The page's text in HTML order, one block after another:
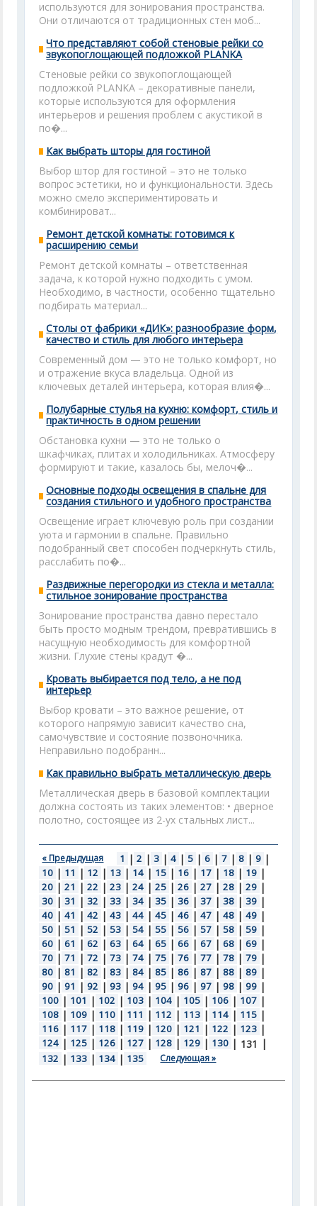
используются для зонирования пространства.
Они отличаются от традиционных стен моб...
Что представляют собой стеновые рейки со
звукопоглощающей подложкой PLANKA
Стеновые рейки со звукопоглощающей
подложкой PLANKA – декоративные панели,
которые используются для оформления
интерьеров и решения проблем с акустикой в
по�...
Как выбрать шторы для гостиной
Выбор штор для гостиной – это не только
вопрос эстетики, но и функциональности. Здесь
можно смело экспериментировать и
комбинироват...
Ремонт детской комнаты: готовимся к
расширению семьи
Ремонт детской комнаты – ответственная
задача, к которой нужно подходить с умом.
Необходимо, в частности, особенно тщательно
подбирать материал...
Столы от фабрики «ДИК»: разнообразие форм,
качество и стиль для любого интерьера
Современный дом — это не только комфорт, но
и отражение вкуса владельца. Одной из
ключевых деталей интерьера, которая влия�...
Полубарные стулья на кухню: комфорт, стиль и
практичность в одном решении
Обстановка кухни — это не только о
шкафчиках, плитах и холодильниках. Атмосферу
формируют и такие, казалось бы, мелоч�...
Основные подходы освещения в спальне для
создания стильного и удобного пространства
Освещение играет ключевую роль при создании
уюта и гармонии в спальне. Правильно
подобранный свет способен подчеркнуть стиль,
расслабить по�...
Раздвижные перегородки из стекла и металла:
стильное зонирование пространства
Зонирование пространства давно перестало
быть просто модным трендом, превратившись в
насущную необходимость для комфортной
жизни. Глухие стены крадут �...
Кровать выбирается под тело, а не под
интерьер
Выбор кровати – это важное решение, от
которого напрямую зависит качество сна,
самочувствие и состояние позвоночника.
Неправильно подобранн...
Как правильно выбрать металлическую дверь
Металлическая дверь в базовой комплектации
должна состоять из таких элементов: • дверное
полотно, состоящее из 2-ух стальных лист...
« Предыдущая 1 | 2 | 3 | 4 | 5 | 6 | 7 | 8 | 9 |
10 | 11 | 12 | 13 | 14 | 15 | 16 | 17 | 18 | 19 |
20 | 21 | 22 | 23 | 24 | 25 | 26 | 27 | 28 | 29 |
30 | 31 | 32 | 33 | 34 | 35 | 36 | 37 | 38 | 39 |
40 | 41 | 42 | 43 | 44 | 45 | 46 | 47 | 48 | 49 |
50 | 51 | 52 | 53 | 54 | 55 | 56 | 57 | 58 | 59 |
60 | 61 | 62 | 63 | 64 | 65 | 66 | 67 | 68 | 69 |
70 | 71 | 72 | 73 | 74 | 75 | 76 | 77 | 78 | 79 |
80 | 81 | 82 | 83 | 84 | 85 | 86 | 87 | 88 | 89 |
90 | 91 | 92 | 93 | 94 | 95 | 96 | 97 | 98 | 99 |
100 | 101 | 102 | 103 | 104 | 105 | 106 | 107 |
108 | 109 | 110 | 111 | 112 | 113 | 114 | 115 |
116 | 117 | 118 | 119 | 120 | 121 | 122 | 123 |
124 | 125 | 126 | 127 | 128 | 129 | 130 | 131 |
132 | 133 | 134 | 135 Следующая »